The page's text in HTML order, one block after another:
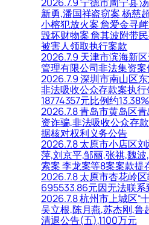
新勇,潘国祥盗窃案 杨慈
小榕犯放火案 詹爱金寻
毁坏财物案 詹其波附带
被害人领取执行案款
2026.7.9 天津市滨海新
管理有限公司非法集资
2026.7.9 深圳市南山区
非法吸收公众存款案执
18774357元比例约13.38%
2026.7.8 青岛市黄岛区
资诈骗,非法吸收公众存
据核对权利义务公告
2026.7.8 太原市小店区
萍,刘京平,邹丽,张祺,魏
索案 李龙案等8案案款提
2026.7.8 太原市杏花岭
695533.86元因无法联
2026.7.8 杭州市上城区“
吴立根,陈月燕,苏杰刚,鲁
清退公告(五),1100万元